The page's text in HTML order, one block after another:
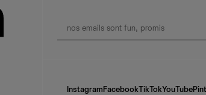
Instagram FacebookTikTokYouTube